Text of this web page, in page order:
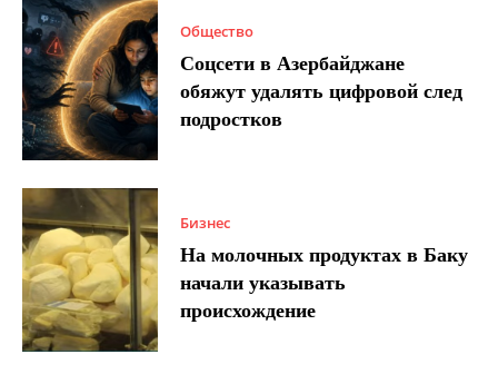
Общество
Соцсети в Азербайджане
обяжут удалять цифровой след
подростков
Бизнес
На молочных продуктах в Баку
начали указывать
происхождение